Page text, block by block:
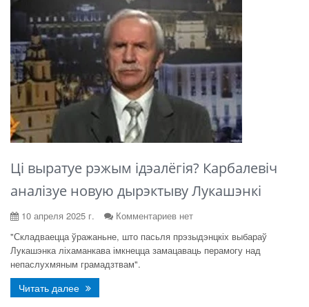
Ці выратуе рэжым ідэалёгія? Карбалевіч
аналізуе новую дырэктыву Лукашэнкі
10 апреля 2025 г.
Комментариев нет
"Складваецца ўражаньне, што пасьля прэзыдэнцкіх выбараў
Лукашэнка ліхаманкава імкнецца замацаваць перамогу над
непаслухмяным грамадзтвам".
Читать далее